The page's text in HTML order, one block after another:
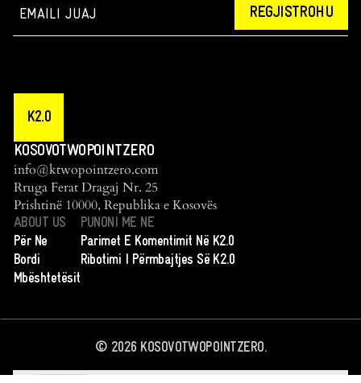
REGJISTROHU
K2.0
KOSOVOTWOPOINTZERO
info@ktwopointzero.com
Rruga Ferat Dragaj Nr. 25
Prishtinë 10000, Republika e Kosovës
ABOUT US
Për Ne
Bordi
Mbështetësit
PUNONI ME NE
Parimet E Komentimit Në K2.0
Ribotimi I Përmbajtjes Së K2.0
© 2026KOSOVOTWOPOINTZERO.